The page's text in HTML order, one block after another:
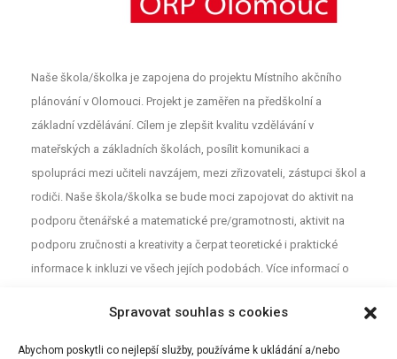
Spravovat souhlas s cookies
Abychom poskytli co nejlepší služby, používáme k ukládání a/nebo
Naše škola/školka je zapojena do projektu Místního akčního
plánování v Olomouci. Projekt je zaměřen na předškolní a
základní vzdělávání. Cílem je zlepšit kvalitu vzdělávání v
mateřských a základních školách, posílit komunikaci a
spolupráci mezi učiteli navzájem, mezi zřizovateli, zástupci škol a
rodiči. Naše škola/školka se bude moci zapojovat do aktivit na
podporu čtenářské a matematické pre/gramotnosti, aktivit na
podporu zručnosti a kreativity a čerpat teoretické i praktické
informace k inkluzi ve všech jejích podobách. Více informací o
vzdělávání mezi rodiči, učiteli a dalšími aktéry z Olomouce jsou